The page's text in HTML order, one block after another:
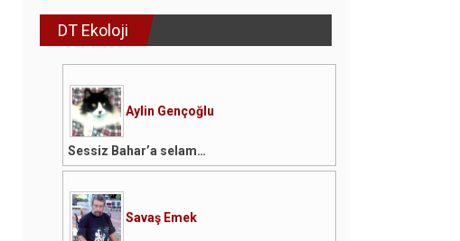
DT Ekoloji
Aylin Gençoğlu
Sessiz Bahar’a selam…
Savaş Emek